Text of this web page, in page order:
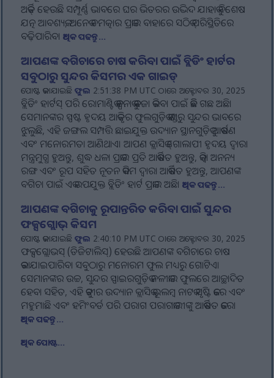
ଅର୍କିଡ୍ ହେଉଛି ସମ୍ପୂର୍ଣ୍ଣ ଭାବରେ ଘର ଭିତରର ଉଦ୍ଭିଦ ଯାହାକୁ ବିଶେଷ
ଯତ୍ନ ଆବଶ୍ୟକ, ଅନେକ ଚମତ୍କାର ପ୍ରକାର ବାହାରେ ସଠିକ୍ ପରିସ୍ଥିତିରେ
ବଢ଼ିପାରିବ।ଅଧିକ ପଢନ୍ତୁ...
ଆପଣଙ୍କ ବଗିଚାରେ ଚାଷ କରିବା ପାଇଁ ବ୍ଲିଡିଂ ହାର୍ଟର
ସବୁଠାରୁ ସୁନ୍ଦର କିସମର ଏକ ଗାଇଡ୍
ପୋଷ୍ଟ କରାଯାଇଛିଫୁଲ 2:51:38 PM UTC ଠାରେ ଅକ୍ଟୋବର 30, 2025
ବ୍ଲିଡିଂ ହାର୍ଟସ୍ ପରି ରୋମାଣ୍ଟିକ କଳ୍ପନାକୁ କବଜା କରିବା ପାଇଁ କିଛି ଗଛ ଅଛି।
ସେମାନଙ୍କର ସ୍ପଷ୍ଟ ହୃଦୟ ଆକୃତିର ଫୁଲଗୁଡ଼ିକ କାଣ୍ଡରୁ ସୁନ୍ଦର ଭାବରେ
ଝୁଲୁଛି, ଏହି ଜଙ୍ଗଲ ସମ୍ପତ୍ତି ଛାଇଯୁକ୍ତ ଉଦ୍ୟାନ ସ୍ଥାନଗୁଡ଼ିକୁ ଆକର୍ଷଣ
ଏବଂ ମନୋରମତା ଆଣିଥାଏ। ଆପଣ କ୍ଲାସିକ୍ ଗୋଲାପୀ ହୃଦୟ ଦ୍ୱାରା
ମନ୍ତ୍ରମୁଗ୍ଧ ହୁଅନ୍ତୁ, ଶୁଦ୍ଧ ଧଳା ପ୍ରକାର ପ୍ରତି ଆକର୍ଷିତ ହୁଅନ୍ତୁ, କିମ୍ବା ଅନନ୍ୟ
ରଙ୍ଗ ଏବଂ ରୂପ ସହିତ ନୂତନ କିସମ ଦ୍ୱାରା ଆକର୍ଷିତ ହୁଅନ୍ତୁ, ଆପଣଙ୍କ
ବଗିଚା ପାଇଁ ଏକ ଉପଯୁକ୍ତ ବ୍ଲିଡିଂ ହାର୍ଟ ପ୍ରକାର ଅଛି।ଅଧିକ ପଢନ୍ତୁ...
ଆପଣଙ୍କ ବଗିଚାକୁ ରୂପାନ୍ତରିତ କରିବା ପାଇଁ ସୁନ୍ଦର
ଫକ୍ସଗ୍ଲୋଭ୍ କିସମ
ପୋଷ୍ଟ କରାଯାଇଛିଫୁଲ 2:40:10 PM UTC ଠାରେ ଅକ୍ଟୋବର 30, 2025
ଫକ୍ସଗ୍ଲୋଭସ୍ (ଡିଜିଟାଲିସ୍) ହେଉଛି ଆପଣଙ୍କ ବଗିଚାରେ ଚାଷ
କରାଯାଇପାରିବା ସବୁଠାରୁ ମନୋରମ ଫୁଲ ମଧ୍ୟରୁ ଗୋଟିଏ।
ସେମାନଙ୍କର ଉଚ୍ଚ, ସୁନ୍ଦର ସ୍ପାଇରଗୁଡ଼ିକ ନଳୀକାର ଫୁଲରେ ଆଚ୍ଛାଦିତ
ହେବା ସହିତ, ଏହି କୁଟୀର ଉଦ୍ୟାନ କ୍ଲାସିକ୍ ଭୂଲମ୍ବ ନାଟକ ସୃଷ୍ଟି କରେ ଏବଂ
ମହୁମାଛି ଏବଂ ହମିଂବର୍ଡ ପରି ପରାଗ ପରାଗକାରୀଙ୍କୁ ଆକର୍ଷିତ କରେ।
ଅଧିକ ପଢନ୍ତୁ...
ଅଧିକ ପୋଷ୍ଟ...